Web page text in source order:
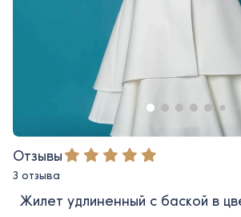
Отзывы
3 отзыва
Жилет удлиненный с баской в